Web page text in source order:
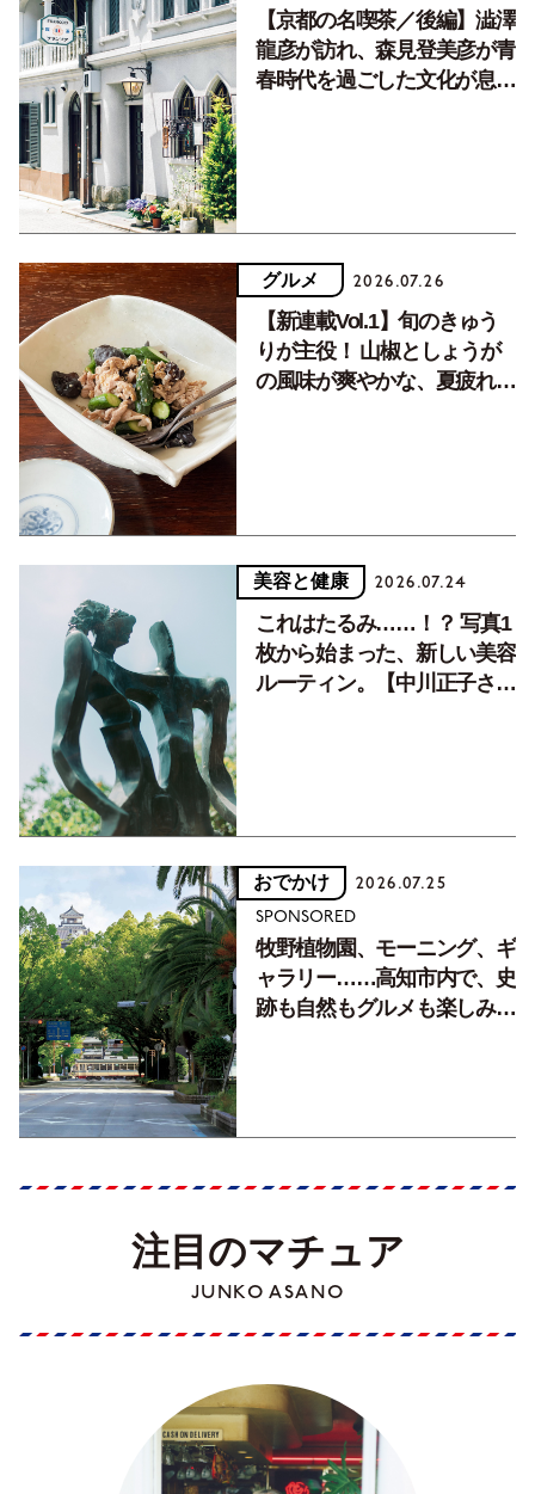
【京都の名喫茶／後編】澁澤
龍彦が訪れ、森見登美彦が青
春時代を過ごした文化が息づ
グルメ 2026.07.26
【新連載Vol.1】旬のきゅう
りが主役！ 山椒としょうが
の風味が爽やかな、夏疲れを
美容と健康 2026.07.24
これはたるみ……！？ 写真1
枚から始まった、新しい美容
ルーティン。【中川正子さん
おでかけ 2026.07.25
SPONSORED
牧野植物園、モーニング、ギ
ャラリー……高知市内で、史
跡も自然もグルメも楽しみ尽
注目のマチュア
JUNKO ASANO